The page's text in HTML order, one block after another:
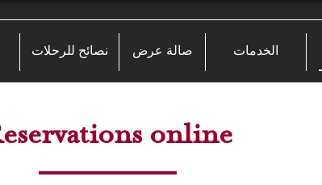
الخدمات صالة عرض نصائح للرحلات
online